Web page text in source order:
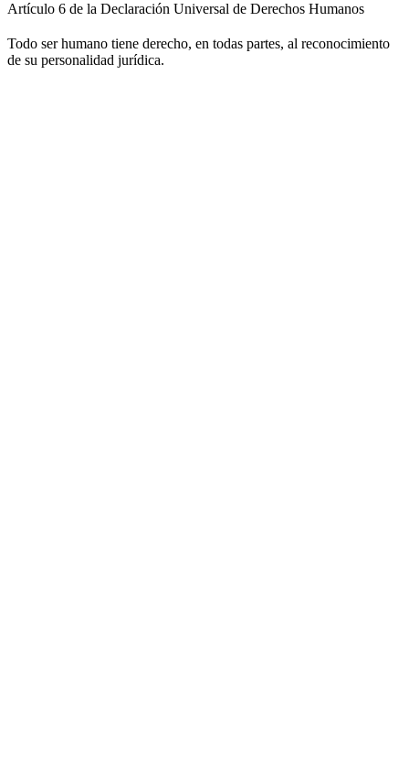
Artículo 6 de la Declaración Universal de Derechos Humanos
Todo ser humano tiene derecho, en todas partes, al reconocimiento
de su personalidad jurídica.